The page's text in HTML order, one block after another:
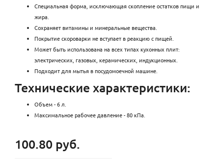
Специальная форма, исключающая скопление остатков пищи и
жира.
Сохраняет витамины и минеральные вещества.
Покрытие скороварки не вступает в реакцию с пищей.
Может быть использована на всех типах кухонных плит:
электрических, газовых, керамических, индукционных.
Подходит для мытья в посудомоечной машине.
Технические характеристики:
Объем - 6 л.
Максимальное рабочее давление - 80 кПа.
100.80 руб.